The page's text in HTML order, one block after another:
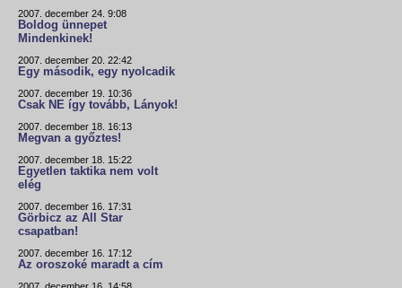
2007. december 24. 9:08
Boldog ünnepet
Mindenkinek!
2007. december 20. 22:42
Egy második, egy nyolcadik
2007. december 19. 10:36
Csak NE így tovább, Lányok!
2007. december 18. 16:13
Megvan a győztes!
2007. december 18. 15:22
Egyetlen taktika nem volt
elég
2007. december 16. 17:31
Görbicz az All Star
csapatban!
2007. december 16. 17:12
Az oroszoké maradt a cím